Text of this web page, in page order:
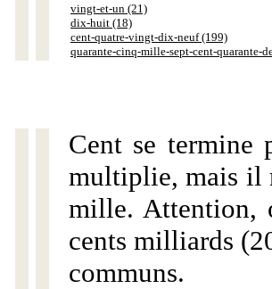
vingt-et-un (21)
dix-huit (18)
cent-quatre-vingt-dix-neuf (199)
quarante-cinq-mille-sept-cent-quarante-
Cent se termine
multiplie, mais il
mille. Attention,
cents milliards
communs.